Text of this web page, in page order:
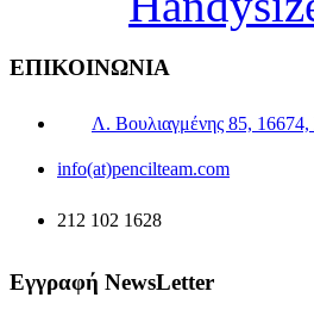
ΕΠΙΚΟΙΝΩΝΙΑ
Λ. Βουλιαγμένης 85,
info(at)pencilteam.com
212 102 1628
Εγγραφή NewsLetter